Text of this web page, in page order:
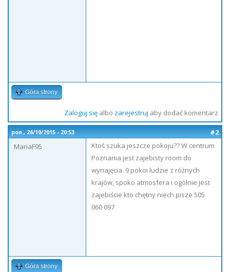
Góra strony
Zaloguj sięalbo zarejestruj aby dodać komentarz
pon., 26/10/2015 - 20:53
#2
MariaF95
Ktoś szuka jeszcze pokoju?? W centrum
Poznania jest zajebisty room do
wynajęcia. 9 pokoi ludzie z różnych
krajów, spoko atmosfera i ogólnie jest
zajebiście kto chętny niech pisze 505
060 097
Góra strony